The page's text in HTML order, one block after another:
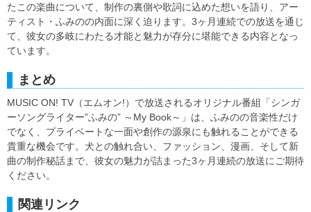
たこの楽曲について、制作の裏側や歌詞に込めた想いを語り、アー
ティスト・ふみのの内面に深く迫ります。3ヶ月連続での放送を通じ
て、彼女の多岐にわたる才能と魅力が存分に堪能できる内容となっ
ています。
まとめ
MUSIC ON! TV（エムオン!）で放送されるオリジナル番組「シンガ
ーソングライター”ふみの” ～My Book～」は、ふみのの音楽性だけ
でなく、プライベートな一面や創作の源泉にも触れることができる
貴重な機会です。犬との触れ合い、ファッション、漫画、そして新
曲の制作秘話まで、彼女の魅力が詰まった3ヶ月連続の放送にご期待
ください。
関連リンク